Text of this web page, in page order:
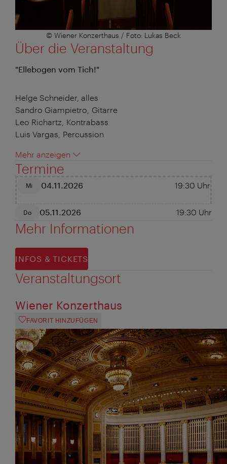
© Wiener Konzerthaus / Foto: Lukas Beck
Über die Veranstaltung
"Ellebogen vom Tich!"
Helge Schneider, alles
Sandro Giampietro, Gitarre
Leo Richartz, Kontrabass
Luis Vargas, Percussion
Mehr anzeigen
Termine
Mi 04.11.2026 19:30 Uhr
Do 05.11.2026 19:30 Uhr
Mehr Informationen
INFOS & TICKETS
Veranstaltungsort
Wiener Konzerthaus
FAVORIT HINZUFÜGEN